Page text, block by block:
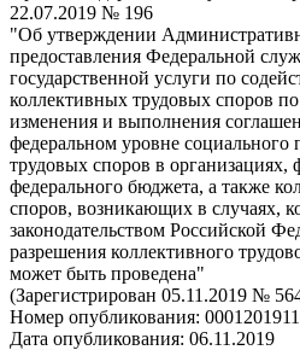
22.07.2019 № 196
"Об утверждении
предоставления Федеральной
государственной услуги по
коллективных трудовых споров
изменения и выполнения
федеральном уровне социального
трудовых споров в
федерального бюджета, а также
споров, возникающих в случаях,
законодательством Российской
разрешения коллективного
может быть проведена"
(Зарегистрирован 05.11.2019 №
Номер опубликования:
Дата опубликования: 06.11.2019